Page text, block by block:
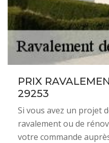
PRIX
29253
Si vous avez un projet
ravalement ou de
votre commande